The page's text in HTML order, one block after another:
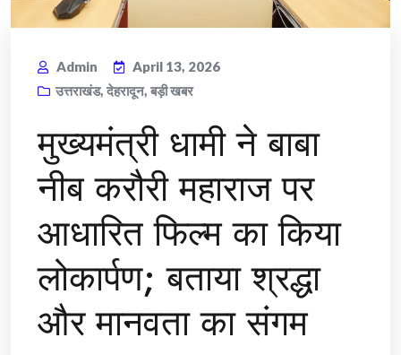
Admin
April 13, 2026
उत्तराखंड, देहरादून, बड़ी खबर
मुख्यमंत्री धामी ने बाबा
नीब करौरी महाराज पर
आधारित फिल्म का किया
लोकार्पण; बताया श्रद्धा
और मानवता का संगम